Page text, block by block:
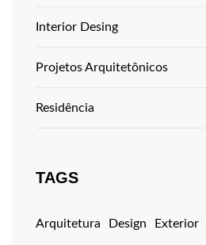
Interior Desing
Projetos Arquitetônicos
Residência
TAGS
Arquitetura Design Exterior